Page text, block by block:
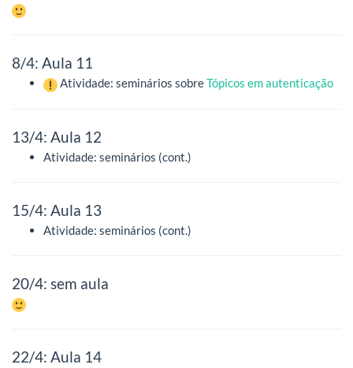
8/4: Aula 11
Atividade: seminários sobreTópicos em autenticação
13/4: Aula 12
Atividade: seminários (cont.)
15/4: Aula 13
Atividade: seminários (cont.)
20/4: sem aula
22/4: Aula 14